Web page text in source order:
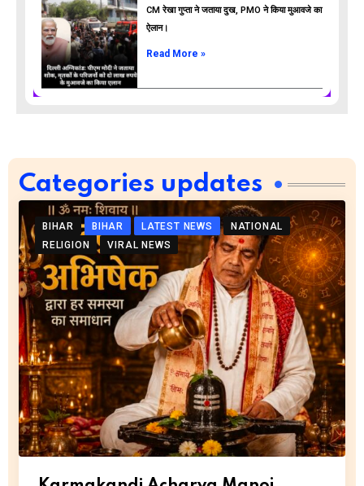
CM रेखा गुप्ता ने जताया दुख, PMO ने किया मुआवजे का
ऐलान।
Read More »
Categories updates
BIHAR BIHAR LATEST NEWS
NATIONAL
RELIGION
VIRAL NEWS